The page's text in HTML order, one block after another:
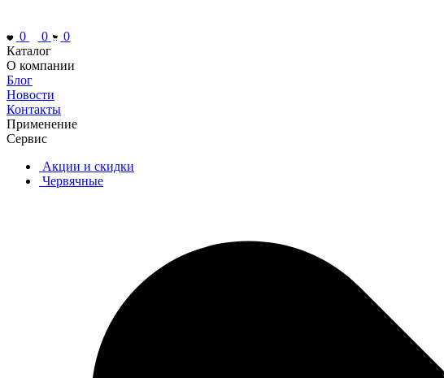
0 0
0
Каталог
О компании
Блог
Новости
Контакты
Применение
Сервис
Акции и скидки
Червячные